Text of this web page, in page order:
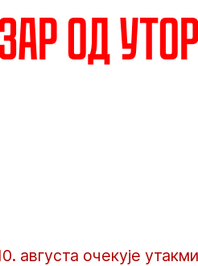
од
очекује